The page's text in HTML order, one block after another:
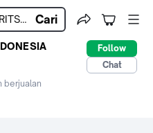
Cari
Follow
Chat
berjualan